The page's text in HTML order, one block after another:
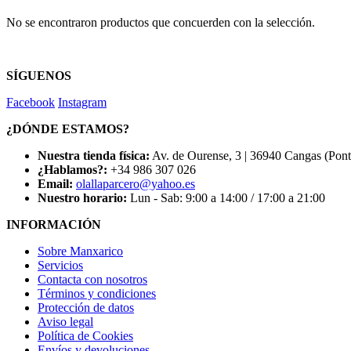
No se encontraron productos que concuerden con la selección.
SÍGUENOS
Facebook Instagram
¿DÓNDE ESTAMOS?
Nuestra tienda física: Av. de Ourense, 3 | 36940 Cangas
¿Hablamos?: +34 986 307 026
Email: olallaparcero@yahoo.es
Nuestro horario: Lun - Sab: 9:00 a 14:00 / 17:00 a 21:00
INFORMACIÓN
Sobre Manxarico
Servicios
Contacta con nosotros
Términos y condiciones
Protección de datos
Aviso legal
Política de Cookies